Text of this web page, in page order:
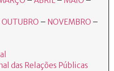
OUTUBRO – NOVEMBRO –
das Relações Públicas